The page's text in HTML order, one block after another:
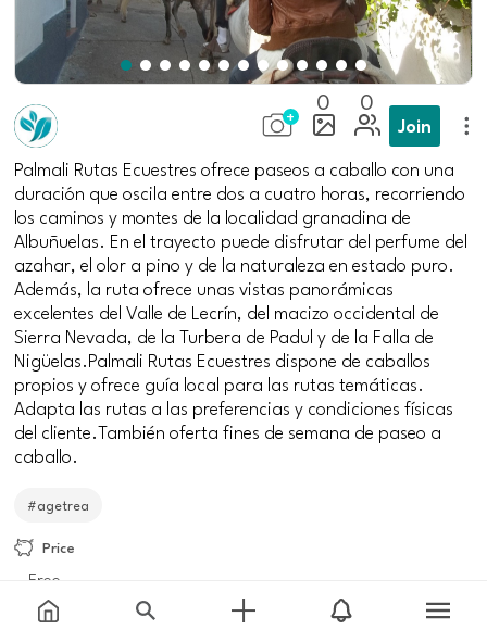
0 0
Join
Palmali Rutas Ecuestres ofrece paseos a caballo con una
duración que oscila entre dos a cuatro horas, recorriendo
los caminos y montes de la localidad granadina de
Albuñuelas. En el trayecto puede disfrutar del perfume del
azahar, el olor a pino y de la naturaleza en estado puro.
Además, la ruta ofrece unas vistas panorámicas
excelentes del Valle de Lecrín, del macizo occidental de
Sierra Nevada, de la Turbera de Padul y de la Falla de
Nigüelas.Palmali Rutas Ecuestres dispone de caballos
propios y ofrece guía local para las rutas temáticas.
Adapta las rutas a las preferencias y condiciones físicas
del cliente.También oferta fines de semana de paseo a
caballo.
#agetrea
Price
Free
Meeting point